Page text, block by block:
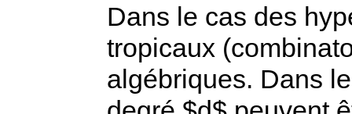
Dans le cas des
tropicaux
algébriques. Dans